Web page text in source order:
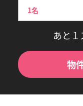
あと１
物